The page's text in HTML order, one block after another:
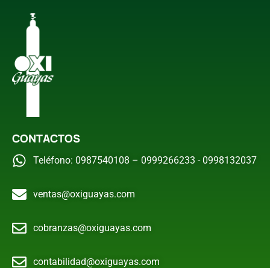
CONTACTOS
Teléfono: 0987540108 – 0999266233 - 0998132037
ventas@oxiguayas.com
cobranzas@oxiguayas.com
contabilidad@oxiguayas.com